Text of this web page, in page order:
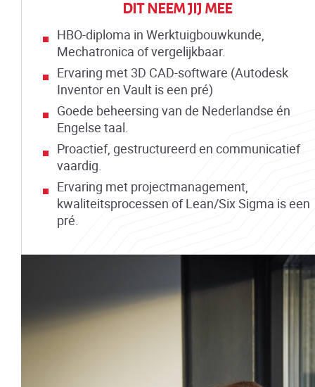
DIT NEEM JIJ MEE
HBO-diploma in Werktuigbouwkunde,
Mechatronica of vergelijkbaar.
Ervaring met 3D CAD-software (Autodesk
Inventor en Vault is een pré)
Goede beheersing van de Nederlandse én
Engelse taal.
Proactief, gestructureerd en communicatief
vaardig.
Ervaring met projectmanagement,
kwaliteitsprocessen of Lean/Six Sigma is een
pré.